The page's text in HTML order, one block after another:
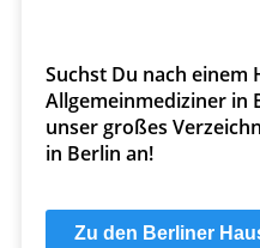
Suchst Du nach einem
Allgemeinmediziner in
unser großes
in Berlin an!
Zu den Berliner